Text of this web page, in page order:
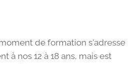
de formation s'adresse
à nos 12 à 18 ans, mais est